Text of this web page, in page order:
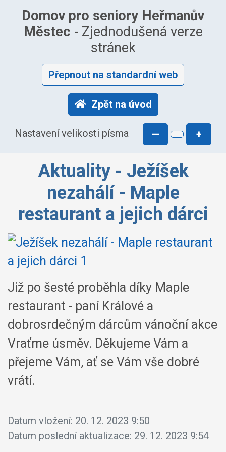
Domov pro seniory Heřmanův
Městec - Zjednodušená verze
stránek
Přepnout na standardní web
Zpět na úvod
Nastavení velikosti písma — +
Aktuality - Ježíšek
nezahálí - Maple
restaurant a jejich dárci
Již po šesté proběhla díky Maple
restaurant - paní Králové a
dobrosrdečným dárcům vánoční akce
Vraťme úsměv. Děkujeme Vám a
přejeme Vám, ať se Vám vše dobré
vrátí.
Datum vložení: 20. 12. 2023 9:50
Datum poslední aktualizace: 29. 12. 2023 9:54